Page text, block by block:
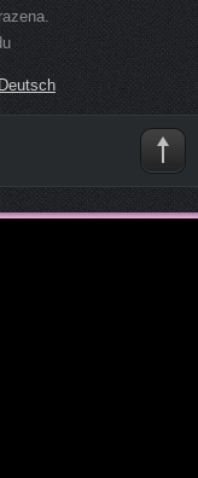
Deutsch